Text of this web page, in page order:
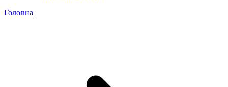
Головна